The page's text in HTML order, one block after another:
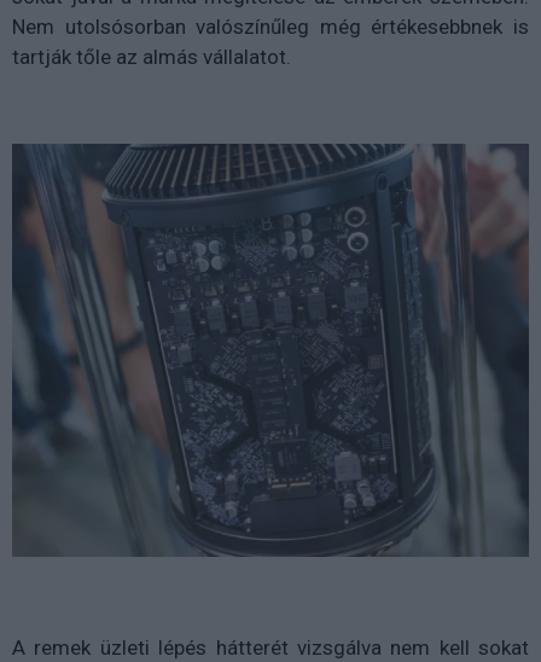
Nem utolsósorban valószínűleg még értékesebbnek is
tartják tőle az almás vállalatot.
A remek üzleti lépés hátterét vizsgálva nem kell sokat